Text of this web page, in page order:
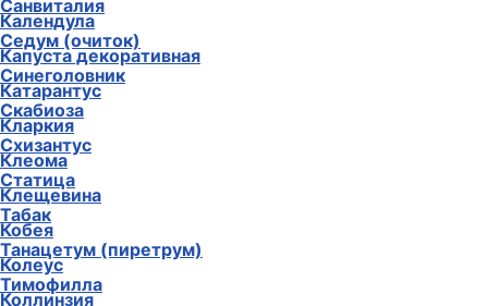
Санвиталия
Седум (очиток)
Синеголовник
Скабиоза
Схизантус
Статица
Табак
Танацетум (пиретрум)
Тимофилла
Календула
Капуста декоративная
Катарантус
Кларкия
Клеома
Клещевина
Кобея
Колеус
Коллинзия